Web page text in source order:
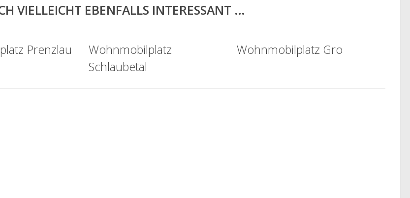
VIELLEICHT EBENFALLS INTERESSANT …
Prenzlau
Wohnmobilplatz
Schlaubetal
Wohnmobilplatz Gro